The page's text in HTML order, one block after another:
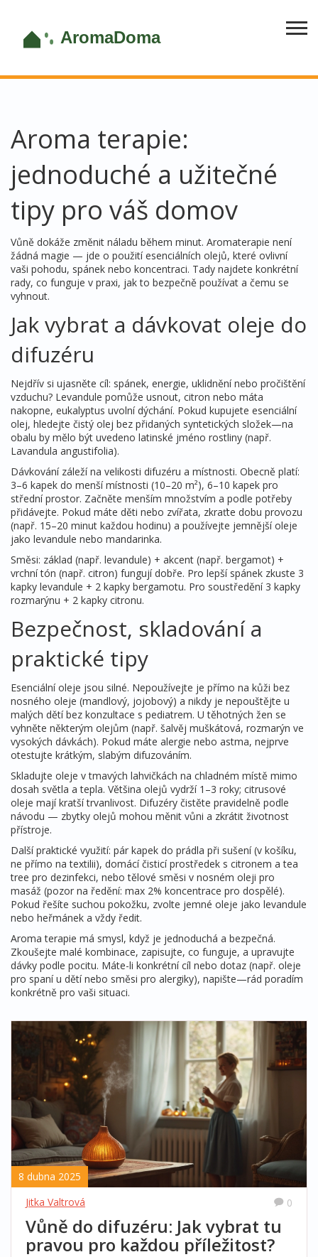
Aroma terapie:
jednoduché a užitečné
tipy pro váš domov
Vůně dokáže změnit náladu během minut. Aromaterapie není
žádná magie — jde o použití esenciálních olejů, které ovlivní
vaši pohodu, spánek nebo koncentraci. Tady najdete konkrétní
rady, co funguje v praxi, jak to bezpečně používat a čemu se
vyhnout.
Jak vybrat a dávkovat oleje do
difuzéru
Nejdřív si ujasněte cíl: spánek, energie, uklidnění nebo pročištění
vzduchu? Levandule pomůže usnout, citron nebo máta
nakopne, eukalyptus uvolní dýchání. Pokud kupujete esenciální
olej, hledejte čistý olej bez přidaných syntetických složek—na
obalu by mělo být uvedeno latinské jméno rostliny (např.
Lavandula angustifolia).
Dávkování záleží na velikosti difuzéru a místnosti. Obecně platí:
3–6 kapek do menší místnosti (10–20 m²), 6–10 kapek pro
střední prostor. Začněte menším množstvím a podle potřeby
přidávejte. Pokud máte děti nebo zvířata, zkraťte dobu provozu
(např. 15–20 minut každou hodinu) a používejte jemnější oleje
jako levandule nebo mandarinka.
Směsi: základ (např. levandule) + akcent (např. bergamot) +
vrchní tón (např. citron) fungují dobře. Pro lepší spánek zkuste 3
kapky levandule + 2 kapky bergamotu. Pro soustředění 3 kapky
rozmarýnu + 2 kapky citronu.
Bezpečnost, skladování a
praktické tipy
Esenciální oleje jsou silné. Nepoužívejte je přímo na kůži bez
nosného oleje (mandlový, jojobový) a nikdy je nepouštějte u
malých dětí bez konzultace s pediatrem. U těhotných žen se
vyhněte některým olejům (např. šalvěj muškátová, rozmarýn ve
vysokých dávkách). Pokud máte alergie nebo astma, nejprve
otestujte krátkým, slabým difuzováním.
Skladujte oleje v tmavých lahvičkách na chladném místě mimo
dosah světla a tepla. Většina olejů vydrží 1–3 roky; citrusové
oleje mají kratší trvanlivost. Difuzéry čistěte pravidelně podle
návodu — zbytky olejů mohou měnit vůni a zkrátit životnost
přístroje.
Další praktické využití: pár kapek do prádla při sušení (v košíku,
ne přímo na textilii), domácí čisticí prostředek s citronem a tea
tree pro dezinfekci, nebo tělové směsi v nosném oleji pro
masáž (pozor na ředění: max 2% koncentrace pro dospělé).
Pokud řešíte suchou pokožku, zvolte jemné oleje jako levandule
nebo heřmánek a vždy ředit.
Aroma terapie má smysl, když je jednoduchá a bezpečná.
Zkoušejte malé kombinace, zapisujte, co funguje, a upravujte
dávky podle pocitu. Máte-li konkrétní cíl nebo dotaz (např. oleje
pro spaní u dětí nebo směsi pro alergiky), napište—rád poradím
konkrétně pro vaši situaci.
8 dubna 2025
Jitka Valtrová
0
Vůně do difuzéru: Jak vybrat tu
pravou pro každou příležitost?